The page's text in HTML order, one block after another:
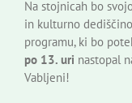
Na stojnicah bo
in kulturno
programu, ki bo
po 13. uri nastopal
Vabljeni!